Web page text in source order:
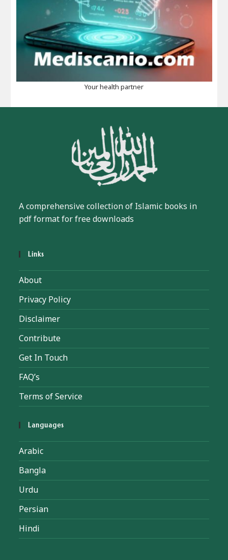
Your health partner
A comprehensive collection of Islamic books in
pdf format for free downloads
Links
About
Privacy Policy
Disclaimer
Contribute
Get In Touch
FAQ’s
Terms of Service
Languages
Arabic
Bangla
Urdu
Persian
Hindi